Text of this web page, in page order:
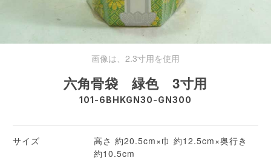
画像は、2.3寸用を使用
六角骨袋 緑色 3寸用
101-6BHKGN30-GN300
サイズ
高さ 約20.5cm×巾 約12.5cm×奥行き
約10.5cm